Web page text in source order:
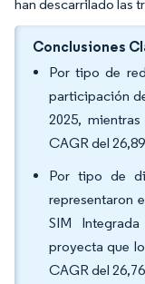
han descarrilado las
Conclusiones
Por tipo de
participación
2025,
CAGR del
Por tipo de
representaron
SIM
proyecta que
CAGR del